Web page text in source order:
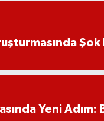
Şok
Yeni Adım: